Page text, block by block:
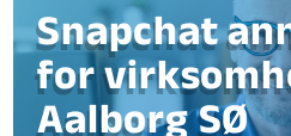
Snapchat
for
Aalborg SØ